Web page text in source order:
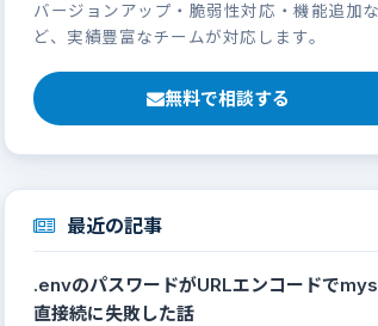
バージョンアップ・脆弱性対応・機能追加な
ど、実績豊富なチームが対応します。
無料で相談する
最近の記事
.envのパスワードがURLエンコードで
直接続に失敗した話